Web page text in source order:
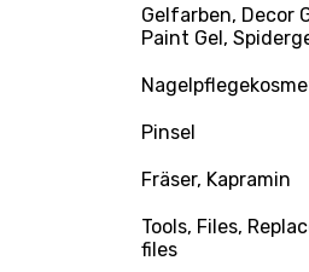
Gelfarben, Decor
Paint Gel,
Pinsel
Fräser, Kapramin
Tools, Files,
files